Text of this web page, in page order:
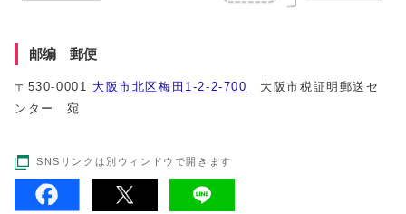
邮编 郵便
〒530-0001 大阪市北区梅田1-2-2-700
大阪市税証明郵送セ
ンター 宛
SNSリンクは別ウィンドウで開きます